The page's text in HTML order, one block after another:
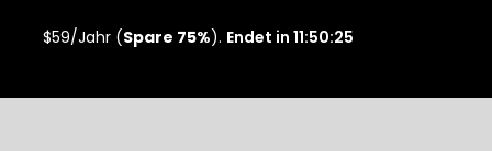
$59/Jahr (Spare 75%). Endet in 11:50:23